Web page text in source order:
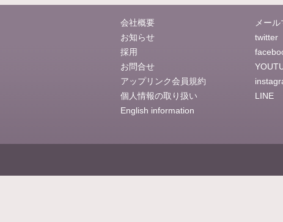
会社概要
お知らせ
採用
お問合せ
アップリンク会員規約
個人情報の取り扱い
English information
メー
twitter
LINE